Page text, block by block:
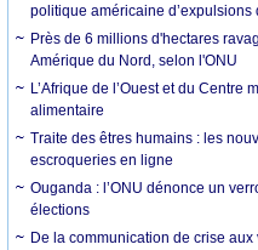
politique américaine d’expulsions
Près de 6 millions d'hectares
Amérique du Nord, selon l'ONU
L’Afrique de l’Ouest et du Centre
alimentaire
Traite des êtres humains : les
escroqueries en ligne
Ouganda : l’ONU dénonce un
élections
De la communication de crise